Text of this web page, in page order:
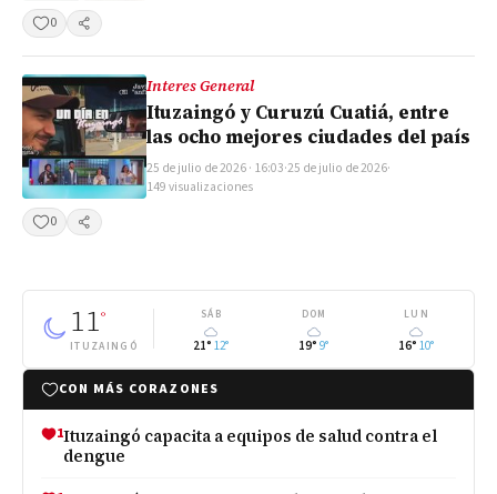
0
Compartir
Interes General
Ituzaingó y Curuzú Cuatiá, entre
las ocho mejores ciudades del país
25 de julio de 2026 · 16:03·25 de julio de 2026·
149 visualizaciones
0
Compartir
11°
ITUZAINGÓ
SÁB
21° 12°
DOM
19° 9°
LUN
16° 10°
CON MÁS CORAZONES
1Ituzaingó capacita a equipos de salud contra el
dengue